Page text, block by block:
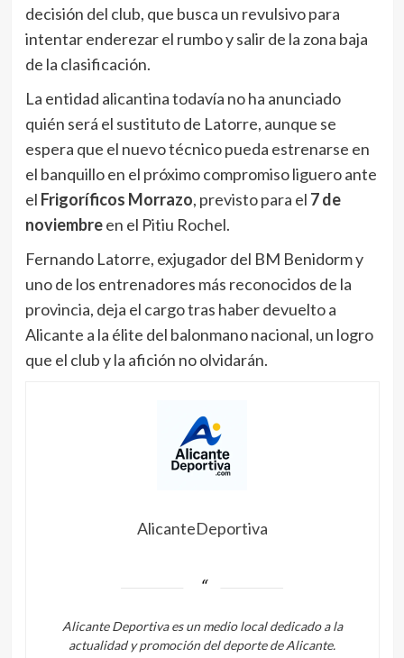
decisión del club, que busca un revulsivo para
intentar enderezar el rumbo y salir de la zona baja
de la clasificación.
La entidad alicantina todavía no ha anunciado
quién será el sustituto de Latorre, aunque se
espera que el nuevo técnico pueda estrenarse en
el banquillo en el próximo compromiso liguero ante
el Frigoríficos Morrazo, previsto para el 7 de
noviembreen el Pitiu Rochel.
Fernando Latorre, exjugador del BM Benidorm y
uno de los entrenadores más reconocidos de la
provincia, deja el cargo tras haber devuelto a
Alicante a la élite del balonmano nacional, un logro
que el club y la afición no olvidarán.
AlicanteDeportiva
Alicante Deportiva es un medio local dedicado a la
actualidad y promoción del deporte de Alicante.